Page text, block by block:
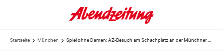
Startseite München